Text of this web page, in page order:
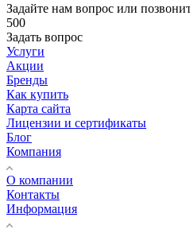
Задайте нам вопрос или
500
Задать вопрос
Услуги
Акции
Бренды
Как купить
Карта сайта
Лицензии и сертификаты
Блог
Компания
О компании
Контакты
Информация